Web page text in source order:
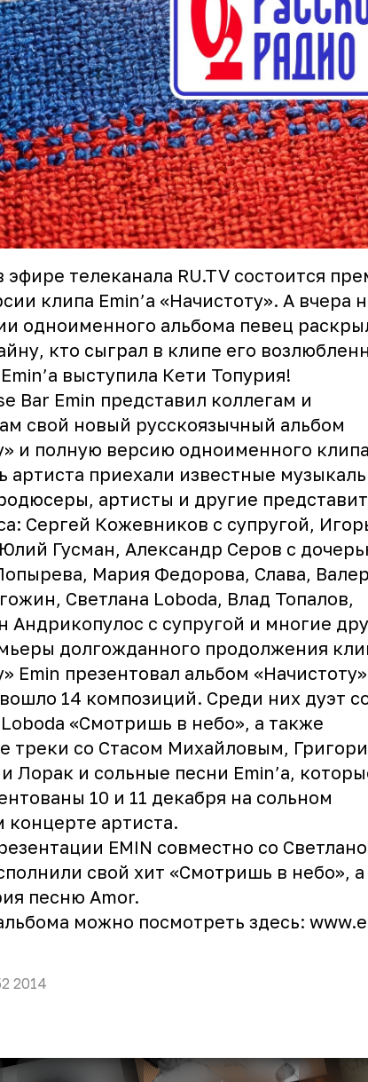
эфире телеканала RU.TV состоится
клипа Emin’а «Начистоту». А вчера
одноименного альбома певец
кто сыграл в клипе его
выступила Кети Топурия!
Bar Emin представил коллегам и
свой новый русскоязычный альбом
и полную версию одноименного
артиста приехали известные
артисты и другие
Сергей Кожевников с супругой,
Гусман, Александр Серов с
Мария Федорова, Слава,
Светлана Loboda, Влад Топалов,
Андрикопулос с супругой и многие
долгожданного продолжения
Emin презентовал альбом
14 композиций. Среди них дуэт
«Смотришь в небо», а также
треки со Стасом Михайловым,
Лорак и сольные песни Emin’а,
10 и 11 декабря на сольном
артиста.
EMIN совместно со
свой хит «Смотришь в небо», а
песню Amor.
можно посмотреть здесь:
2014